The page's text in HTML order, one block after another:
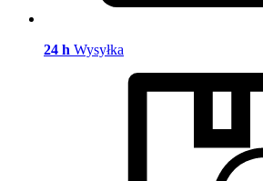
24 h Wysyłka